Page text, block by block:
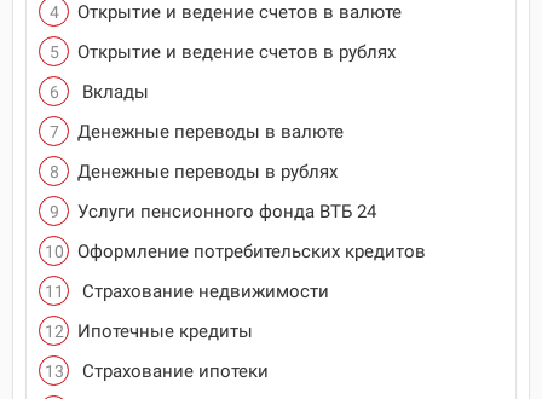
Открытие и ведение счетов в валюте
Открытие и ведение счетов в рублях
Вклады
Денежные переводы в валюте
Денежные переводы в рублях
Услуги пенсионного фонда ВТБ 24
Оформление потребительских кредитов
Страхование недвижимости
Ипотечные кредиты
Страхование ипотеки